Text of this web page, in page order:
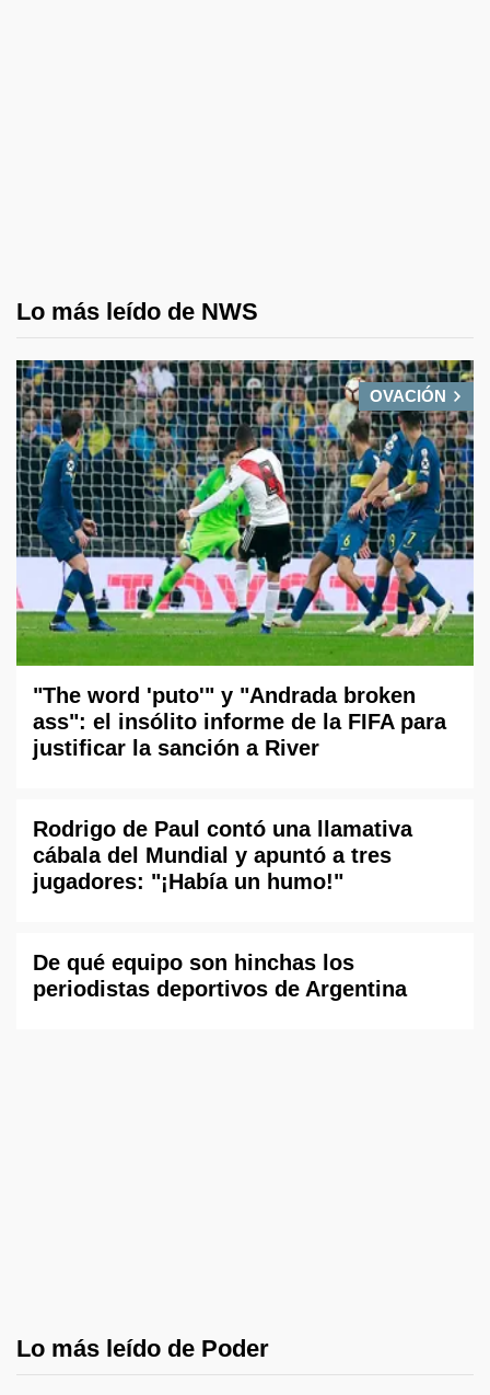
Lo más leído de NWS
OVACIÓN
"The word 'puto'" y "Andrada broken
ass": el insólito informe de la FIFA para
justificar la sanción a River
Rodrigo de Paul contó una llamativa
cábala del Mundial y apuntó a tres
jugadores: "¡Había un humo!"
De qué equipo son hinchas los
periodistas deportivos de Argentina
Lo más leído de Poder